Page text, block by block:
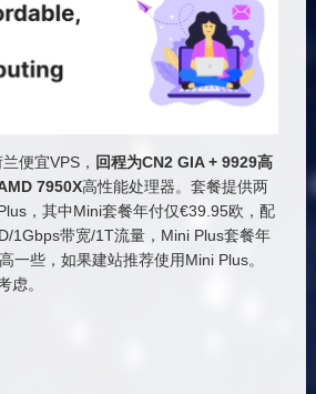
便宜VPS， 回程为CN2 GIA + 9929高
7950X高性能处理器。套餐提供两
，其中Mini套餐年付仅€39.95欧，配
1Gbps带宽/1T流量，Mini Plus套餐年
一些，如果建站推荐使用Mini Plus。
虑。